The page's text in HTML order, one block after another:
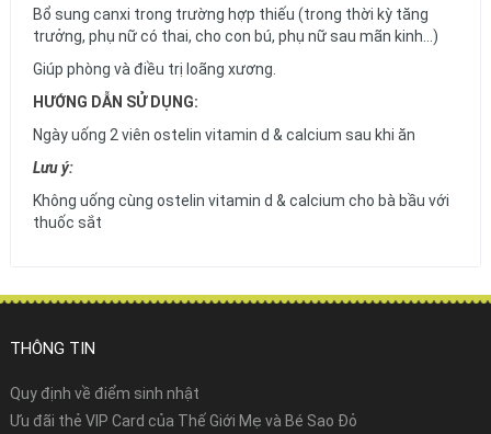
Bổ sung canxi trong trường hợp thiếu (trong thời kỳ tăng
trưởng, phụ nữ có thai, cho con bú, phụ nữ sau mãn kinh…)
Giúp phòng và điều trị loãng xương.
HƯỚNG DẪN SỬ DỤNG:
Ngày uống 2 viên ostelin vitamin d & calcium sau khi ăn
Lưu ý:
Không uống cùng ostelin vitamin d & calcium cho bà bầu với
thuốc sắt
THÔNG TIN
Quy định về điểm sinh nhật
Ưu đãi thẻ VIP Card của Thế Giới Mẹ và Bé Sao Đỏ